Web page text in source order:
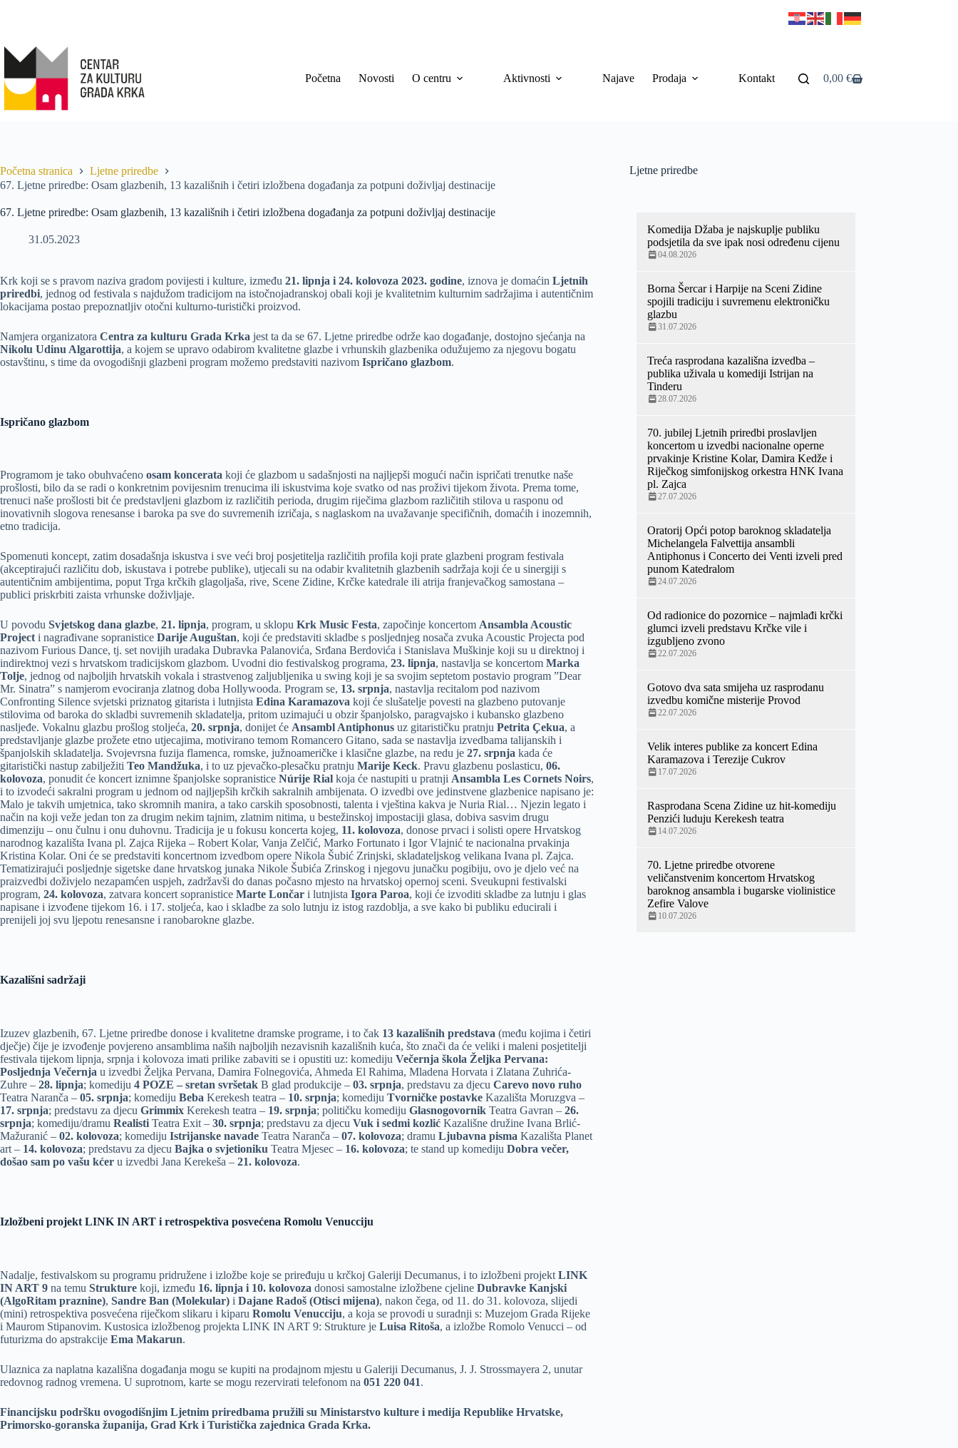
Početna Novosti O centru Aktivnosti Najave Prodaja Kontakt 0,00 €
Početna stranica
Ljetne priredbe
67. Ljetne priredbe: Osam glazbenih, 13 kazališnih i četiri izložbena događanja za potpuni doživljaj destinacije
67. Ljetne priredbe: Osam glazbenih, 13 kazališnih i četiri izložbena događanja za potpuni doživljaj destinacije
31.05.2023
Krk koji se s pravom naziva gradom povijesti i kulture, između 21. lipnja i 24. kolovoza 2023. godine, iznova je domaćin Ljetnih
priredbi, jednog od festivala s najdužom tradicijom na istočnojadranskoj obali koji je kvalitetnim kulturnim sadržajima i autentičnim
lokacijama postao prepoznatljiv otočni kulturno-turistički proizvod.
Namjera organizatora Centra za kulturu Grada Krka jest ta da se 67. Ljetne priredbe održe kao događanje, dostojno sjećanja na
Nikolu Udinu Algarottija, a kojem se upravo odabirom kvalitetne glazbe i vrhunskih glazbenika odužujemo za njegovu bogatu
ostavštinu, s time da ovogodišnji glazbeni program možemo predstaviti nazivom Ispričano glazbom.
Ispričano glazbom
Programom je tako obuhvaćeno osam koncerata koji će glazbom u sadašnjosti na najljepši mogući način ispričati trenutke naše
prošlosti, bilo da se radi o konkretnim povijesnim trenucima ili iskustvima koje svatko od nas proživi tijekom života. Prema tome,
trenuci naše prošlosti bit će predstavljeni glazbom iz različitih perioda, drugim riječima glazbom različitih stilova u rasponu od
inovativnih slogova renesanse i baroka pa sve do suvremenih izričaja, s naglaskom na uvažavanje specifičnih, domaćih i inozemnih,
etno tradicija.
Spomenuti koncept, zatim dosadašnja iskustva i sve veći broj posjetitelja različitih profila koji prate glazbeni program festivala
(akceptirajući različitu dob, iskustava i potrebe publike), utjecali su na odabir kvalitetnih glazbenih sadržaja koji će u sinergiji s
autentičnim ambijentima, poput Trga krčkih glagoljaša, rive, Scene Zidine, Krčke katedrale ili atrija franjevačkog samostana –
publici priskrbiti zaista vrhunske doživljaje.
U povodu Svjetskog dana glazbe, 21. lipnja, program, u sklopu Krk Music Festa, započinje koncertom Ansambla Acoustic
Projecti nagrađivane sopranistice Darije Auguštan, koji će predstaviti skladbe s posljednjeg nosača zvuka Acoustic Projecta pod
nazivom Furious Dance, tj. set novijih uradaka Dubravka Palanovića, Srđana Berdovića i Stanislava Muškinje koji su u direktnoj i
indirektnoj vezi s hrvatskom tradicijskom glazbom. Uvodni dio festivalskog programa, 23. lipnja, nastavlja se koncertom Marka
Tolje, jednog od najboljih hrvatskih vokala i strastvenog zaljubljenika u swing koji je sa svojim septetom postavio program ”Dear
Mr. Sinatra” s namjerom evociranja zlatnog doba Hollywooda. Program se, 13. srpnja, nastavlja recitalom pod nazivom
Confronting Silence svjetski priznatog gitarista i lutnjista Edina Karamazova koji će slušatelje povesti na glazbeno putovanje
stilovima od baroka do skladbi suvremenih skladatelja, pritom uzimajući u obzir španjolsko, paragvajsko i kubansko glazbeno
nasljeđe. Vokalnu glazbu prošlog stoljeća, 20. srpnja, donijet će Ansambl Antiphonus uz gitarističku pratnju Petrita Çekua, a
predstavljanje glazbe prožete etno utjecajima, motivirano temom Romancero Gitano, sada se nastavlja izvedbama talijanskih i
španjolskih skladatelja. Svojevrsna fuzija flamenca, romske, južnoameričke i klasične glazbe, na redu je 27. srpnja kada će
gitaristički nastup zabilježiti Teo Mandžuka, i to uz pjevačko-plesačku pratnju Marije Keck. Pravu glazbenu poslasticu, 06.
kolovoza, ponudit će koncert iznimne španjolske sopranistice Núrije Rial koja će nastupiti u pratnji Ansambla Les Cornets Noirs,
i to izvodeći sakralni program u jednom od najljepših krčkih sakralnih ambijenata. O izvedbi ove jedinstvene glazbenice napisano je:
Malo je takvih umjetnica, tako skromnih manira, a tako carskih sposobnosti, talenta i vještina kakva je Nuria Rial… Njezin legato i
način na koji veže jedan ton za drugim nekim tajnim, zlatnim nitima, u bestežinskoj impostaciji glasa, dobiva sasvim drugu
dimenziju – onu čulnu i onu duhovnu. Tradicija je u fokusu koncerta kojeg, 11. kolovoza, donose prvaci i solisti opere Hrvatskog
narodnog kazališta Ivana pl. Zajca Rijeka – Robert Kolar, Vanja Zelčić, Marko Fortunato i Igor Vlajnić te nacionalna prvakinja
Kristina Kolar. Oni će se predstaviti koncertnom izvedbom opere Nikola Šubić Zrinjski, skladateljskog velikana Ivana pl. Zajca.
Tematizirajući posljednje sigetske dane hrvatskog junaka Nikole Šubića Zrinskog i njegovu junačku pogibiju, ovo je djelo već na
praizvedbi doživjelo nezapamćen uspjeh, zadržavši do danas počasno mjesto na hrvatskoj opernoj sceni. Sveukupni festivalski
program, 24. kolovoza, zatvara koncert sopranistice Marte Lončar i lutnjista Igora Paroa, koji će izvoditi skladbe za lutnju i glas
napisane i izvođene tijekom 16. i 17. stoljeća, kao i skladbe za solo lutnju iz istog razdoblja, a sve kako bi publiku educirali i
prenijeli joj svu ljepotu renesansne i ranobarokne glazbe.
Kazališni sadržaji
Izuzev glazbenih, 67. Ljetne priredbe donose i kvalitetne dramske programe, i to čak 13 kazališnih predstava (među kojima i četiri
dječje) čije je izvođenje povjereno ansamblima naših najboljih nezavisnih kazališnih kuća, što znači da će veliki i maleni posjetitelji
festivala tijekom lipnja, srpnja i kolovoza imati prilike zabaviti se i opustiti uz: komediju Večernja škola Željka Pervana:
Posljednja Večernja u izvedbi Željka Pervana, Damira Folnegovića, Ahmeda El Rahima, Mladena Horvata i Zlatana Zuhrića-
Zuhre – 28. lipnja; komediju 4 POZE – sretan svršetak B glad produkcije – 03. srpnja, predstavu za djecu Carevo novo ruho
Teatra Naranča – 05. srpnja; komediju Beba Kerekesh teatra – 10. srpnja; komediju Tvorničke postavke Kazališta Moruzgva –
17. srpnja; predstavu za djecu Grimmix Kerekesh teatra – 19. srpnja; političku komediju Glasnogovornik Teatra Gavran – 26.
srpnja; komediju/dramu Realisti Teatra Exit – 30. srpnja; predstavu za djecu Vuk i sedmi kozlić Kazališne družine Ivana Brlić-
Mažuranić – 02. kolovoza; komediju Istrijanske navade Teatra Naranča – 07. kolovoza; dramu Ljubavna pisma Kazališta Planet
art – 14. kolovoza; predstavu za djecu Bajka o svjetioniku Teatra Mjesec – 16. kolovoza; te stand up komediju Dobra večer,
došao sam po vašu kćer u izvedbi Jana Kerekeša – 21. kolovoza.
Izložbeni projekt LINK IN ART i retrospektiva posvećena Romolu Venucciju
Nadalje, festivalskom su programu pridružene i izložbe koje se priređuju u krčkoj Galeriji Decumanus, i to izložbeni projekt LINK
IN ART 9 na temu Strukture koji, između 16. lipnja i 10. kolovoza donosi samostalne izložbene cjeline Dubravke Kanjski
(AlgoRitam praznine), Sandre Ban (Molekular) i Dajane Radoš (Otisci mijena), nakon čega, od 11. do 31. kolovoza, slijedi
(mini) retrospektiva posvećena riječkom slikaru i kiparu Romolu Venucciju, a koja se provodi u suradnji s: Muzejom Grada Rijeke
i Maurom Stipanovim. Kustosica izložbenog projekta LINK IN ART 9: Strukture je Luisa Ritoša, a izložbe Romolo Venucci – od
futurizma do apstrakcije Ema Makarun.
Ulaznica za naplatna kazališna događanja mogu se kupiti na prodajnom mjestu u Galeriji Decumanus, J. J. Strossmayera 2, unutar
redovnog radnog vremena. U suprotnom, karte se mogu rezervirati telefonom na 051 220 041.
Financijsku podršku ovogodišnjim Ljetnim priredbama pružili su Ministarstvo kulture i medija Republike Hrvatske,
Primorsko-goranska županija, Grad Krk i Turistička zajednica Grada Krka.
Ljetne priredbe
Komedija Džaba je najskuplje publiku
podsjetila da sve ipak nosi određenu cijenu
04.08.2026
Borna Šercar i Harpije na Sceni Zidine
spojili tradiciju i suvremenu elektroničku
glazbu
31.07.2026
Treća rasprodana kazališna izvedba –
publika uživala u komediji Istrijan na
Tinderu
28.07.2026
70. jubilej Ljetnih priredbi proslavljen
koncertom u izvedbi nacionalne operne
prvakinje Kristine Kolar, Damira Kedže i
Riječkog simfonijskog orkestra HNK Ivana
pl. Zajca
27.07.2026
Oratorij Opći potop baroknog skladatelja
Michelangela Falvettija ansambli
Antiphonus i Concerto dei Venti izveli pred
punom Katedralom
24.07.2026
Od radionice do pozornice – najmlađi krčki
glumci izveli predstavu Krčke vile i
izgubljeno zvono
22.07.2026
Gotovo dva sata smijeha uz rasprodanu
izvedbu komične misterije Provod
22.07.2026
Velik interes publike za koncert Edina
Karamazova i Terezije Cukrov
17.07.2026
Rasprodana Scena Zidine uz hit-komediju
Penzići luduju Kerekesh teatra
14.07.2026
70. Ljetne priredbe otvorene
veličanstvenim koncertom Hrvatskog
baroknog ansambla i bugarske violinistice
Zefire Valove
10.07.2026